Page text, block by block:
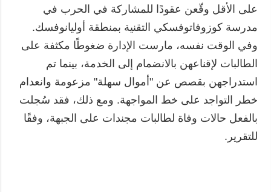
على الأقل وقّعن عقودًا للمشاركة في الحرب في
مدرسة كوزوفاتوفسكي التقنية بمنطقة أوليانوفسك.
وفي الوقت نفسه، مارست الإدارة ضغوطًا مكثفة على
الطالبات لإقناعهن بالانضمام إلى الخدمة، بينما تم
استدراجهن بقصص عن "أموال سهلة" مزعومة وانعدام
خطر التواجد على خط المواجهة. ومع ذلك، فقد سُجلت
بالفعل حالات وفاة لطالبات مجندات على الجبهة، وفقًا
للتقرير.